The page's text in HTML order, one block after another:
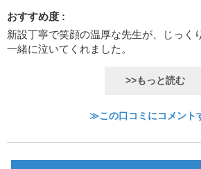
おすすめ度 :
新設丁寧で笑顔の温厚な先生が、じっく
一緒に泣いてくれました。
>>もっと読む
≫この口コミにコメント